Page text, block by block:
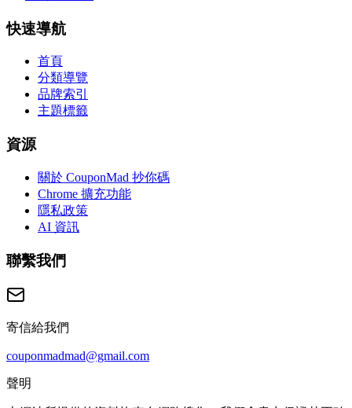
快速導航
首頁
分類導覽
品牌索引
主題標籤
資源
關於 CouponMad 抄你碼
Chrome 擴充功能
隱私政策
AI 資訊
聯繫我們
寄信給我們
couponmadmad@gmail.com
聲明